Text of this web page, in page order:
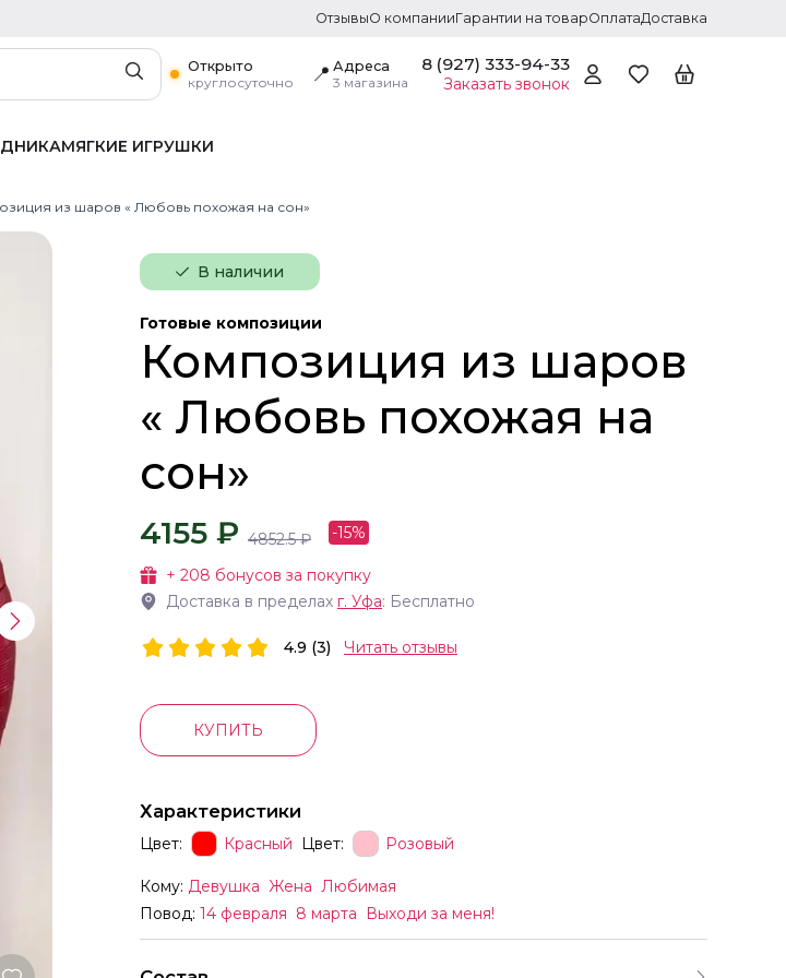
ОтзывыО компанииГарантии на товарОплатаДоставка
Открыто
круглосуточно
📍 Адреса
3 магазина
8 (927) 333-94-33
Заказать звонок
МЯГКИЕ ИГРУШКИ
из шаров « Любовь похожая на сон»
В наличии
Готовые композиции
Композиция из шаров
« Любовь похожая на
сон»
4155 ₽ 4852.5₽ -15%
+ 208 бонусов за покупку
Доставка в пределах г. Уфа: Бесплатно
4.9 (3) Читать отзывы
КУПИТЬ
Характеристики
Цвет: Красный Цвет: Розовый
Кому: Девушка Жена Любимая
Повод: 14 февраля 8 марта Выходи за меня!